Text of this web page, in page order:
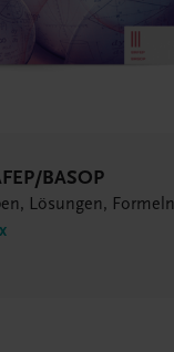
BASOP
Lösungen, Formeln